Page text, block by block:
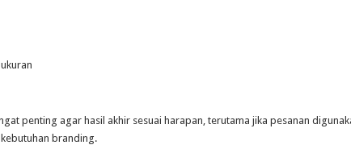
penting agar hasil akhir sesuai harapan, terutama jika pesanan
branding.